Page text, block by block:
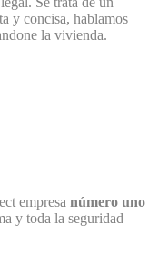
y concisa, hablamos
la vivienda.
empresa número uno
y toda la seguridad